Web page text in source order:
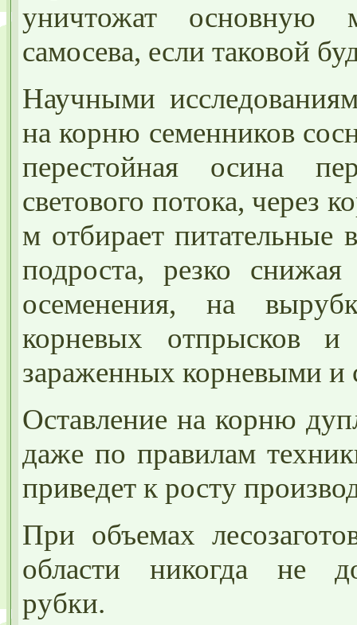
уничтожат основную
самосева, если таковой
Научными
на корню семенников
перестойная осина
светового потока, через
м отбирает питательные
подроста, резко
осеменения, на
корневых отпрысков и
зараженных корневыми и
Оставление на корню
даже по правилам
приведет к росту
При объемах
области никогда не
рубки.